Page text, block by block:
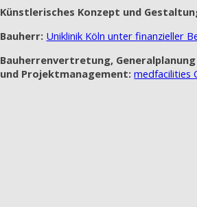
Künstlerisches Konzept und
Bauherr: Uniklinik Köln unter finanzieller
Bauherrenvertretung, Generalplanung
und Projektmanagement: medfacilities